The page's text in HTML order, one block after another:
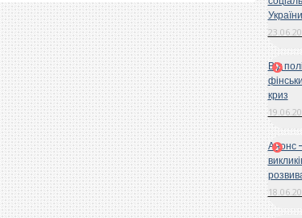
України
Від
криз
Анонс